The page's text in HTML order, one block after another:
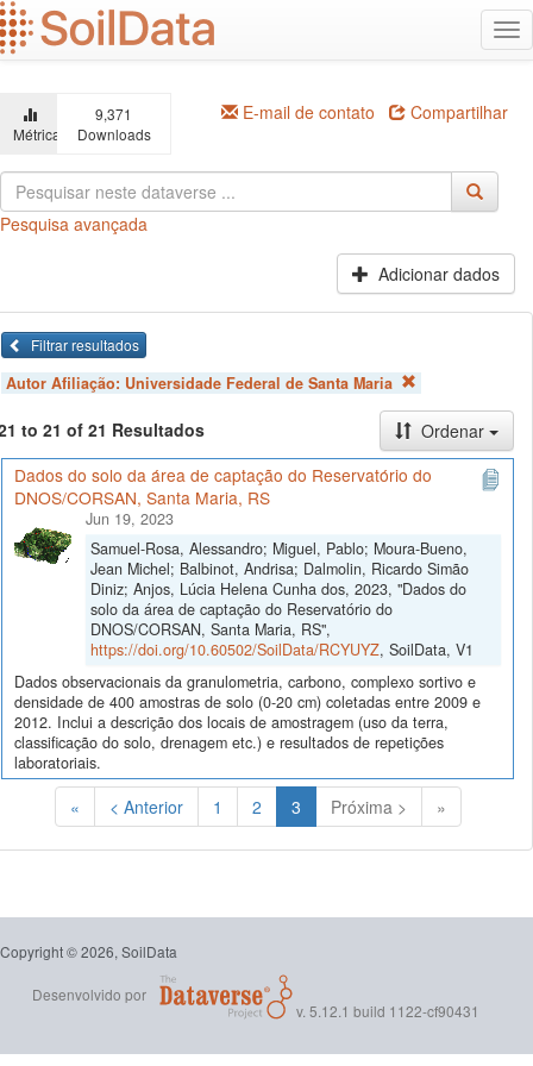
Ir
para
o
principal
Métricas
9,371
Downloads
E-mail de contato Compartilhar
Pesquisa avançada
Adicionar dados
Filtrar resultados
Autor Afiliação: Universidade Federal de Santa Maria
to 21 of 21 Resultados
Ordenar
Dados do solo da área de captação do Reservatório do
DNOS/CORSAN, Santa Maria, RS
Jun 19, 2023
Samuel-Rosa, Alessandro; Miguel, Pablo; Moura-Bueno,
Jean Michel; Balbinot, Andrisa; Dalmolin, Ricardo Simão
Diniz; Anjos, Lúcia Helena Cunha dos, 2023, "Dados do
solo da área de captação do Reservatório do
DNOS/CORSAN, Santa Maria, RS",
https://doi.org/10.60502/SoilData/RCYUYZ, SoilData, V1
Dados observacionais da granulometria, carbono, complexo sortivo e
densidade de 400 amostras de solo (0-20 cm) coletadas entre 2009 e
2012. Inclui a descrição dos locais de amostragem (uso da terra,
classificação do solo, drenagem etc.) e resultados de repetições
laboratoriais.
« < Anterior 1 2 3(Atual)Próxima > »
Copyright © 2026, SoilData
Desenvolvido por
v. 5.12.1 build 1122-cf90431